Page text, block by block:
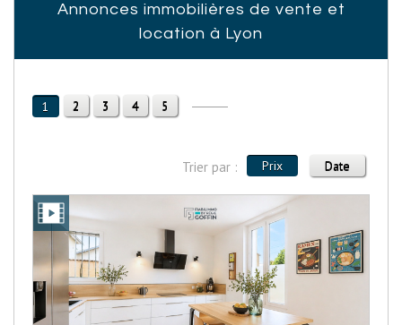
Annonces immobilières de vente et
location à Lyon
1 2 3 4 5
Trier par : Prix Date